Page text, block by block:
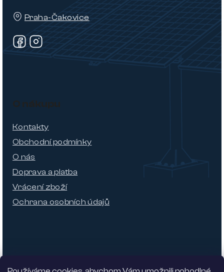
Praha-Čakovice
O nákupu
Kontakty
Obchodní podmínky
O nás
Doprava a platba
Vrácení zboží
Ochrana osobních údajů